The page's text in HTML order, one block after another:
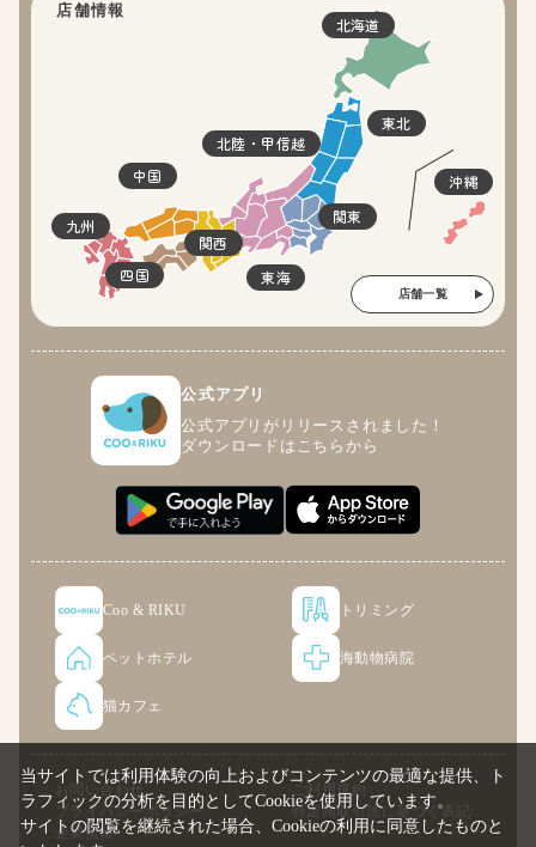
店舗情報
北海道
東北
関東
北陸・甲信越
東海
関西
四国
中国
九州
沖縄
店舗一覧
公式アプリ
公式アプリがリリースされました！
ダウンロードはこちらから
Coo & RIKU トリミング
ペットホテル 海動物病院
猫カフェ
お問い合わせ
ご利用規約
プライバシーポリシー
特定商取引法に基づく表記
企業情報
当サイトでは利用体験の向上およびコンテンツの最適な提供、ト
ラフィックの分析を目的としてCookieを使用しています。
サイトの閲覧を継続された場合、Cookieの利用に同意したものと